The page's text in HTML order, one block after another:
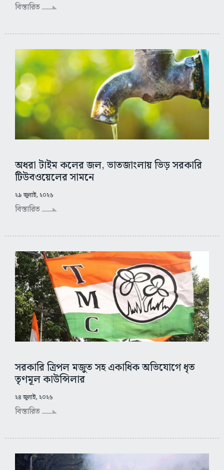
বিস্তারিত
অধরা টাইম কলের জল, ভাতজাংলায় ভিড় সরকারি
টিউবওয়েলের সামনে
২৯ জুলাই, ২০২৬
বিস্তারিত
সরকারি ত্রিপল মজুত সহ একাধিক অভিযোগে ধৃত
তৃণমূল কাউন্সিলার
২৪ জুলাই, ২০২৬
বিস্তারিত